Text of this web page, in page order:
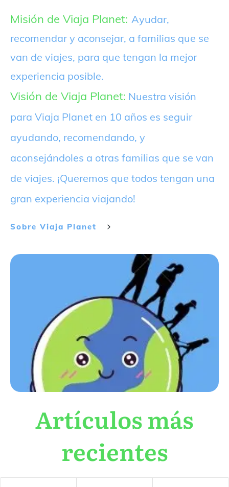
Misión de Viaja Planet: Ayudar,
recomendar y aconsejar, a familias que se
van de viajes, para que tengan la mejor
experiencia posible.
Visión de Viaja Planet: Nuestra visión
para Viaja Planet en 10 años es seguir
ayudando, recomendando, y
aconsejándoles a otras familias que se van
de viajes. ¡Queremos que todos tengan una
gran experiencia viajando!
Sobre Viaja Planet
Artículos más
recientes